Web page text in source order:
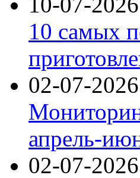
10 самых
02-07-2026
апрель-
02-07-2026